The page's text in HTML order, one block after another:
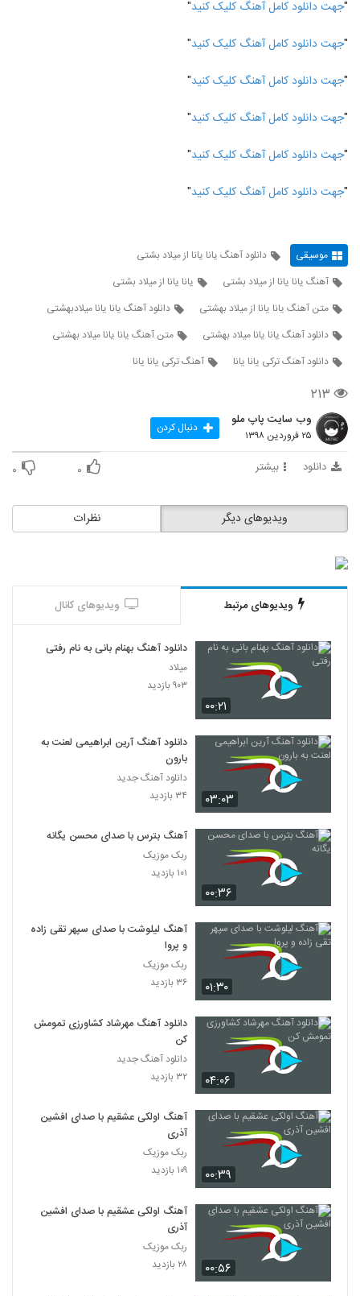
"جهت دانلود کامل آهنگ کلیک کنید"
"جهت دانلود کامل آهنگ کلیک کنید"
"جهت دانلود کامل آهنگ کلیک کنید"
"جهت دانلود کامل آهنگ کلیک کنید"
"جهت دانلود کامل آهنگ کلیک کنید"
"جهت دانلود کامل آهنگ کلیک کنید"
موسیقی
دانلود آهنگ یانا یانا از میلاد بشتی
آهنگ یانا یانا از میلاد بشتی
یانا یانا از میلاد بشتی
متن آهنگ یانا یانا از میلاد بهشتی
دانلود آهنگ یانا یانا میلادبهشتی
دانلود آهنگ یانا یانا میلاد بهشتی
متن آهنگ یانا یانا میلاد بهشتی
دانلود آهنگ ترکی یانا یانا
آهنگ ترکی یانا یانا
۲۱۳
وب سایت پاپ ملو
۲۵ فروردین ۱۳۹۸ دنبال کردن
دانلود بیشتر ۰ ۰
نظرات ویدیوهای دیگر
ویدیوهای مرتبط ویدیوهای کانال
۰۰:۲۱
دانلود آهنگ بهنام بانی به نام رفتی
میلاد
۹۰۳ بازدید
۰۳:۰۳
دانلود آهنگ آرین ابراهیمی لعنت به
بارون
دانلود آهنگ جدید
۳۴ بازدید
۰۰:۳۶
آهنگ بترس با صدای محسن یگانه
ربک موزیک
۱۰۱ بازدید
۰۱:۳۰
آهنگ لیلوشت با صدای سپهر تقی زاده
و پروا
ربک موزیک
۳۶ بازدید
۰۴:۰۶
دانلود آهنگ مهرشاد کشاورزی تمومش
کن
دانلود آهنگ جدید
۳۲ بازدید
۰۰:۳۹
آهنگ اولکی عشقیم با صدای افشین
آذری
ربک موزیک
۱۰۹ بازدید
۰۰:۵۶
آهنگ اولکی عشقیم با صدای افشین
آذری
ربک موزیک
۲۸ بازدید